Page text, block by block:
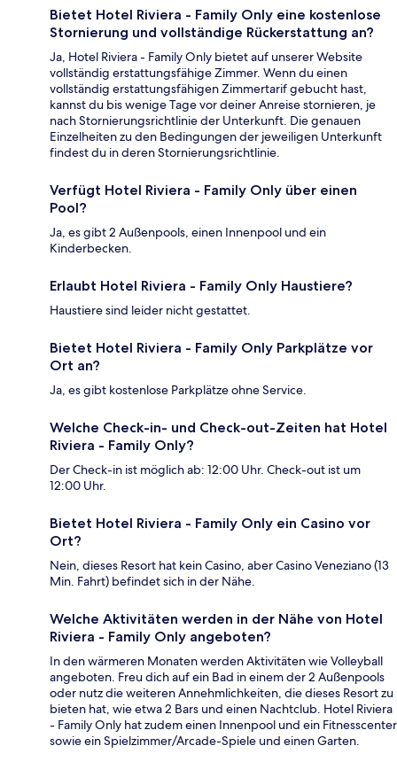
Bietet Hotel Riviera - Family Only eine kostenlose
Stornierung und vollständige Rückerstattung an?
Ja, Hotel Riviera - Family Only bietet auf unserer Website
vollständig erstattungsfähige Zimmer. Wenn du einen
vollständig erstattungsfähigen Zimmertarif gebucht hast,
kannst du bis wenige Tage vor deiner Anreise stornieren, je
nach Stornierungsrichtlinie der Unterkunft. Die genauen
Einzelheiten zu den Bedingungen der jeweiligen Unterkunft
findest du in deren Stornierungsrichtlinie.
Verfügt Hotel Riviera - Family Only über einen
Pool?
Ja, es gibt 2 Außenpools, einen Innenpool und ein
Kinderbecken.
Erlaubt Hotel Riviera - Family Only Haustiere?
Haustiere sind leider nicht gestattet.
Bietet Hotel Riviera - Family Only Parkplätze vor
Ort an?
Ja, es gibt kostenlose Parkplätze ohne Service.
Welche Check-in- und Check-out-Zeiten hat Hotel
Riviera - Family Only?
Der Check-in ist möglich ab: 12:00 Uhr. Check-out ist um
12:00 Uhr.
Bietet Hotel Riviera - Family Only ein Casino vor
Ort?
Nein, dieses Resort hat kein Casino, aber Casino Veneziano (13
Min. Fahrt) befindet sich in der Nähe.
Welche Aktivitäten werden in der Nähe von Hotel
Riviera - Family Only angeboten?
In den wärmeren Monaten werden Aktivitäten wie Volleyball
angeboten. Freu dich auf ein Bad in einem der 2 Außenpools
oder nutz die weiteren Annehmlichkeiten, die dieses Resort zu
bieten hat, wie etwa 2 Bars und einen Nachtclub. Hotel Riviera
- Family Only hat zudem einen Innenpool und ein Fitnesscenter
sowie ein Spielzimmer/Arcade-Spiele und einen Garten.